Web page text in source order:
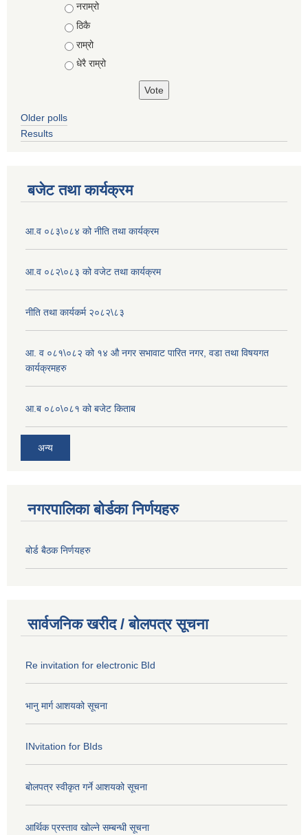
Choices
नराम्रो
ठिकै
राम्रो
धेरै राम्रो
Older polls
Results
बजेट तथा कार्यक्रम
आ.व ०८३\०८४ को नीति तथा कार्यक्रम
आ.व ०८२\०८३ को वजेट तथा कार्यक्रम
नीति तथा कार्यकर्म २०८२\८३
आ. व ०८१\०८२ को १४ औ नगर सभावाट पारित नगर, वडा तथा विषयगत
कार्यक्रमहरु
आ.ब ०८०\०८१ को बजेट किताब
अन्य
नगरपालिका बोर्डका निर्णयहरु
बोर्ड बैठक निर्णयहरु
सार्वजनिक खरीद / बोलपत्र सूचना
Re invitation for electronic BId
भानु मार्ग आशयको सूचना
INvitation for BIds
बोलपत्र स्वीकृत गर्ने आशयको सूचना
आर्थिक प्रस्ताव खोल्ने सम्बन्धी सूचना